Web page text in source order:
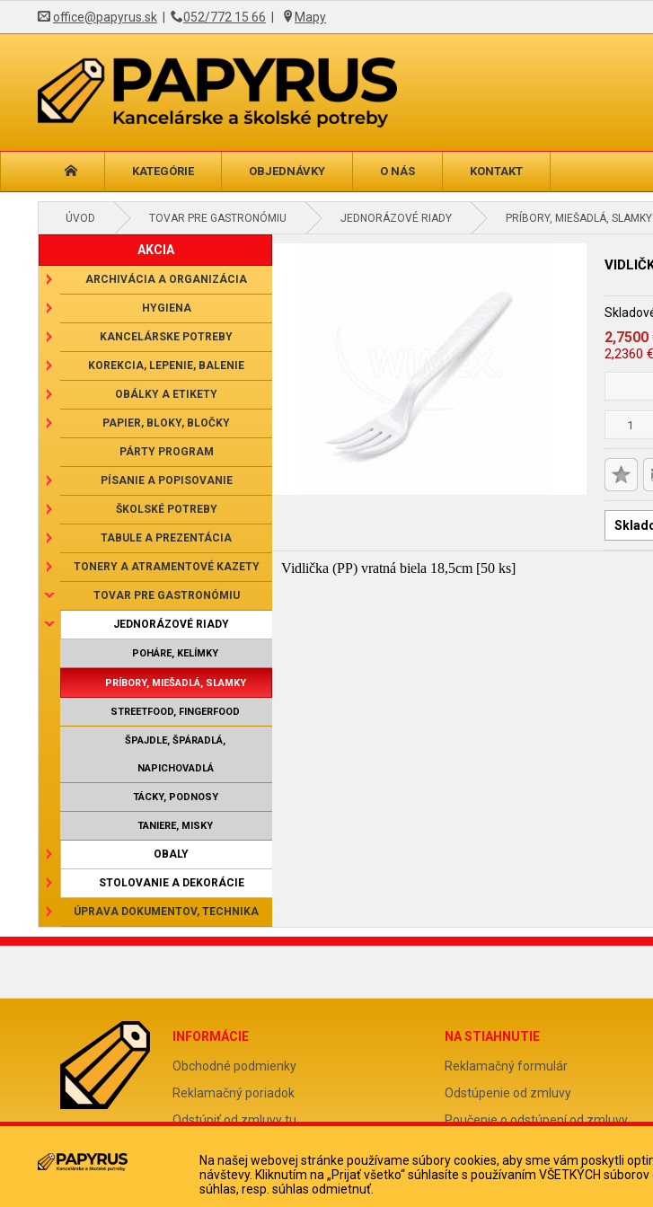
office@papyrus.sk 052/772 15 66 Mapy
KATEGÓRIE OBJEDNÁVKY O NÁS KONTAKT
ÚVOD TOVAR PRE GASTRONÓMIU JEDNORÁZOVÉ RIADY PRÍBORY, MIEŠADLÁ, SLAMKY
AKCIA
ARCHIVÁCIA A ORGANIZÁCIA
HYGIENA
KANCELÁRSKE POTREBY
KOREKCIA, LEPENIE, BALENIE
OBÁLKY A ETIKETY
PAPIER, BLOKY, BLOČKY
PÁRTY PROGRAM
PÍSANIE A POPISOVANIE
ŠKOLSKÉ POTREBY
TABULE A PREZENTÁCIA
TONERY A ATRAMENTOVÉ KAZETY
TOVAR PRE GASTRONÓMIU
JEDNORÁZOVÉ RIADY
POHÁRE, KELÍMKY
PRÍBORY, MIEŠADLÁ, SLAMKY
STREETFOOD, FINGERFOOD
ŠPAJDLE, ŠPÁRADLÁ,
NAPICHOVADLÁ
TÁCKY, PODNOSY
TANIERE, MISKY
OBALY
STOLOVANIE A DEKORÁCIE
ÚPRAVA DOKUMENTOV, TECHNIKA
2,7500
2,2360 €
Vidlička (PP) vratná biela 18,5cm [50 ks]
INFORMÁCIE
Obchodné podmienky
Reklamačný poriadok
Odstúpiť od zmluvy tu
Ochrana osobných údajov
Informácie o súboroch cookies
NA STIAHNUTIE
Reklamačný formulár
Odstúpenie od zmluvy
Poučenie o odstúpení od zmluvy
Na našej webovej stránke používame súbory cookies, aby sme vám poskytli
návštevy. Kliknutím na „Prijať všetko“ súhlasíte s používaním VŠETKÝCH
súhlas, resp. súhlas odmietnuť.